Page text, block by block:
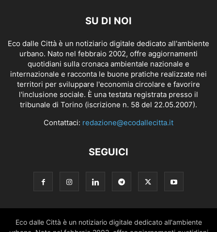
SU DI NOI
Eco dalle Città è un notiziario digitale dedicato all'ambiente
urbano. Nato nel febbraio 2002, offre aggiornamenti
quotidiani sulla cronaca ambientale nazionale e
internazionale e racconta le buone pratiche realizzate nei
territori per sviluppare l'economia circolare e favorire
l'inclusione sociale. È una testata registrata presso il
tribunale di Torino (iscrizione n. 58 del 22.05.2007).
Contattaci: redazione@ecodallecitta.it
SEGUICI
Eco dalle Città è un notiziario digitale dedicato all'ambiente